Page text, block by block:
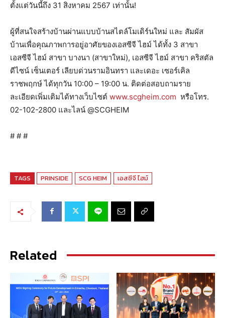
ตั้งแต่วันนี้ถึง 31 สิงหาคม 2567 เท่านั้น!
ผู้ที่สนใจสร้างบ้านผ่านแบบบ้านสไตล์โมเดิร์นใหม่ และ สัมผัส
บ้านเพื่อคุณภาพการอยู่อาศัยของเอสซีจี ไฮม์ ได้ทั้ง 3 สาขา
เอสซีจี ไฮม์ สาขา บางนา (สาขาใหม่), เอสซีจี ไฮม์ สาขา คริสตัล
ดีไซน์ เซ็นเตอร์ เลียบด่วนรามอินทรา และเดอะ เซอร์เคิล
ราชพฤกษ์ ได้ทุกวัน 10:00 – 19:00 น. ติดต่อสอบถามราย
ละเอียดเพิ่มเติมได้ทางเว็บไซต์ www.scgheim.com หรือโทร.
02-102-2800 และไลน์ @SCGHEIM
# # #
TAGS PRINSIDE SCG HEIM เอสซีจี ไฮม์
Related